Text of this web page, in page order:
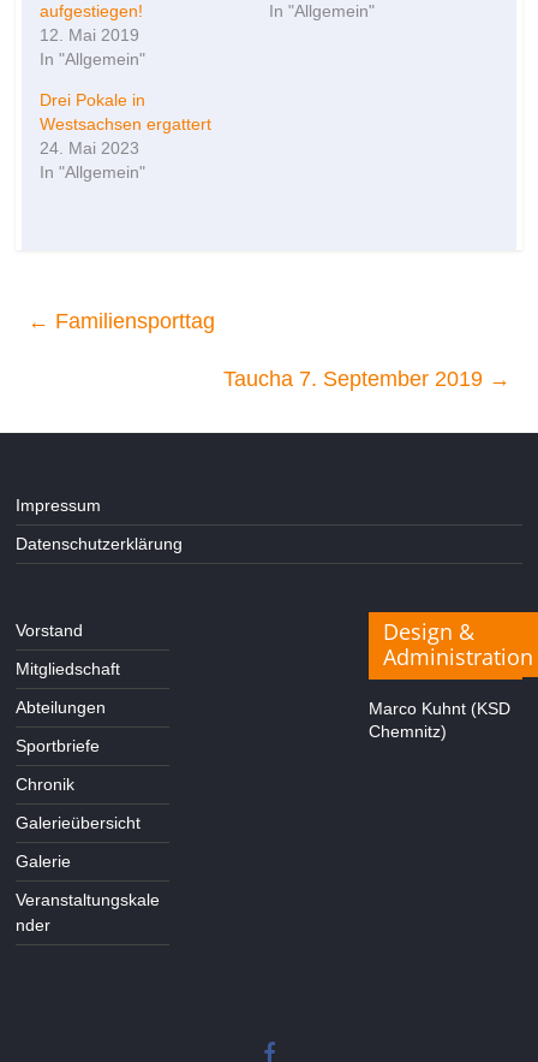
aufgestiegen!
12. Mai 2019
In "Allgemein"
In "Allgemein"
Drei Pokale in
Westsachsen ergattert
24. Mai 2023
In "Allgemein"
← Familiensporttag
Taucha 7. September 2019 →
Impressum
Datenschutzerklärung
Vorstand
Mitgliedschaft
Abteilungen
Sportbriefe
Chronik
Galerieübersicht
Galerie
Veranstaltungskale
nder
Design &
Administration
Marco Kuhnt (KSD
Chemnitz)